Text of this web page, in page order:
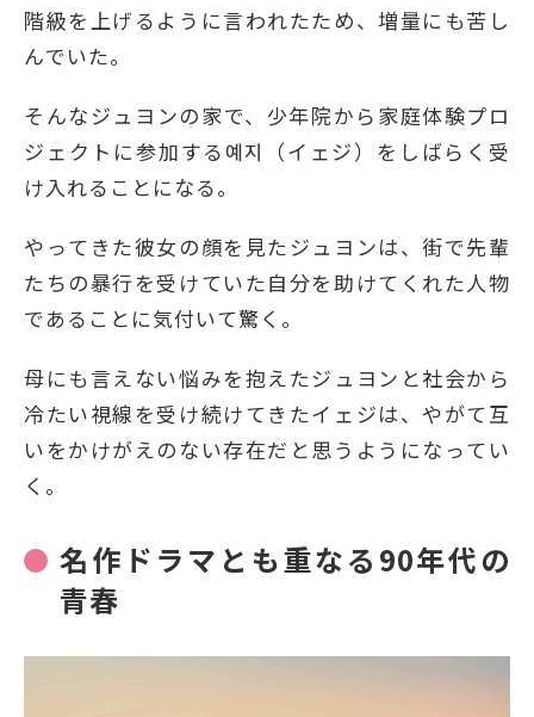
階級を上げるように言われたため、増量にも苦し
んでいた。
そんなジュヨンの家で、少年院から家庭体験プロ
ジェクトに参加する예지（イェジ）をしばらく受
け入れることになる。
やってきた彼女の顔を見たジュヨンは、街で先輩
たちの暴行を受けていた自分を助けてくれた人物
であることに気付いて驚く。
母にも言えない悩みを抱えたジュヨンと社会から
冷たい視線を受け続けてきたイェジは、やがて互
いをかけがえのない存在だと思うようになってい
く。
名作ドラマとも重なる90年代の
青春